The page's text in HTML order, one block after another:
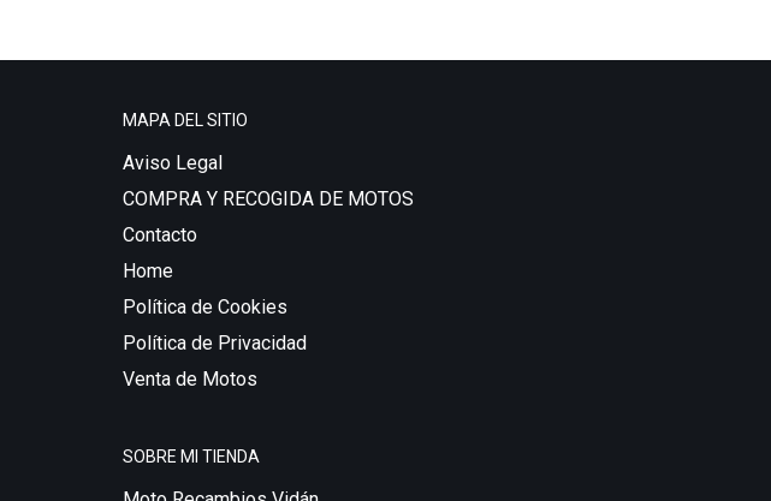
MAPA DEL SITIO
Aviso Legal
COMPRA Y RECOGIDA DE MOTOS
Contacto
Home
Política de Cookies
Política de Privacidad
Venta de Motos
SOBRE MI TIENDA